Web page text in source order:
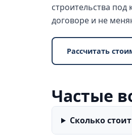
строительства
договоре и не
Рассчитать
Частые
Сколько